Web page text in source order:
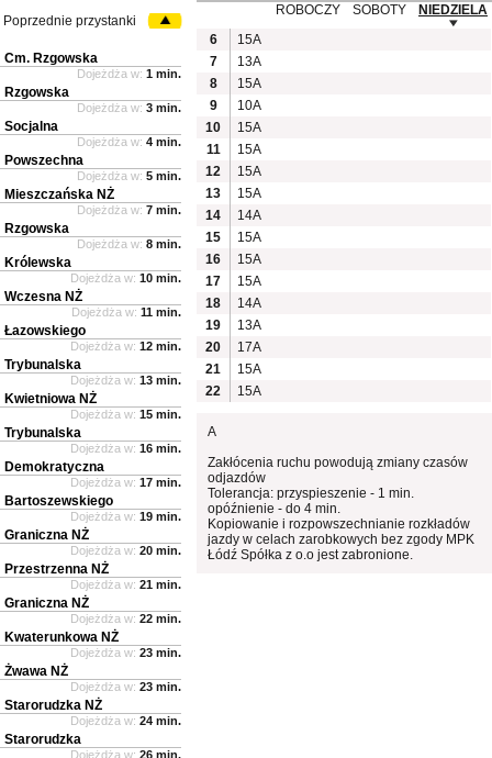
ROBOCZY
SOBOTY
NIEDZIELA
6
15A
7
13A
8
15A
9
10A
10
15A
11
15A
12
15A
13
15A
14
14A
15
15A
16
15A
17
15A
18
14A
19
13A
20
17A
21
15A
22
15A
A
Zakłócenia ruchu powodują zmiany czasów
odjazdów
Tolerancja: przyspieszenie - 1 min.
opóźnienie - do 4 min.
Kopiowanie i rozpowszechnianie rozkładów
jazdy w celach zarobkowych bez zgody MPK
Łódź Spółka z o.o jest zabronione.
Poprzednie przystanki
Cm. Rzgowska
Dojeżdża w: 1 min.
Rzgowska
Dojeżdża w: 3 min.
Socjalna
Dojeżdża w: 4 min.
Powszechna
Dojeżdża w: 5 min.
Mieszczańska NŻ
Dojeżdża w: 7 min.
Rzgowska
Dojeżdża w: 8 min.
Królewska
Dojeżdża w: 10 min.
Wczesna NŻ
Dojeżdża w: 11 min.
Łazowskiego
Dojeżdża w: 12 min.
Trybunalska
Dojeżdża w: 13 min.
Kwietniowa NŻ
Dojeżdża w: 15 min.
Trybunalska
Dojeżdża w: 16 min.
Demokratyczna
Dojeżdża w: 17 min.
Bartoszewskiego
Dojeżdża w: 19 min.
Graniczna NŻ
Dojeżdża w: 20 min.
Przestrzenna NŻ
Dojeżdża w: 21 min.
Graniczna NŻ
Dojeżdża w: 22 min.
Kwaterunkowa NŻ
Dojeżdża w: 23 min.
Żwawa NŻ
Dojeżdża w: 23 min.
Starorudzka NŻ
Dojeżdża w: 24 min.
Starorudzka
Dojeżdża w: 26 min.